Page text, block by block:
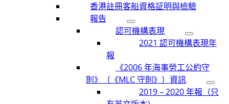
香港註冊客船資格証明與檢驗
報告
認可機構表現
2021 認可機構表現年
報
《2006 年海事勞工公約守
則》（《MLC 守則》）資訊
2019 – 2020 年報（只